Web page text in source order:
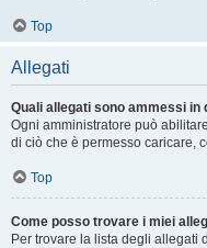
Top
Allegati
Quali allegati sono ammessi in
Ogni amministratore può
di ciò che è permesso caricare,
Top
Come posso trovare i miei
Per trovare la lista degli allegati